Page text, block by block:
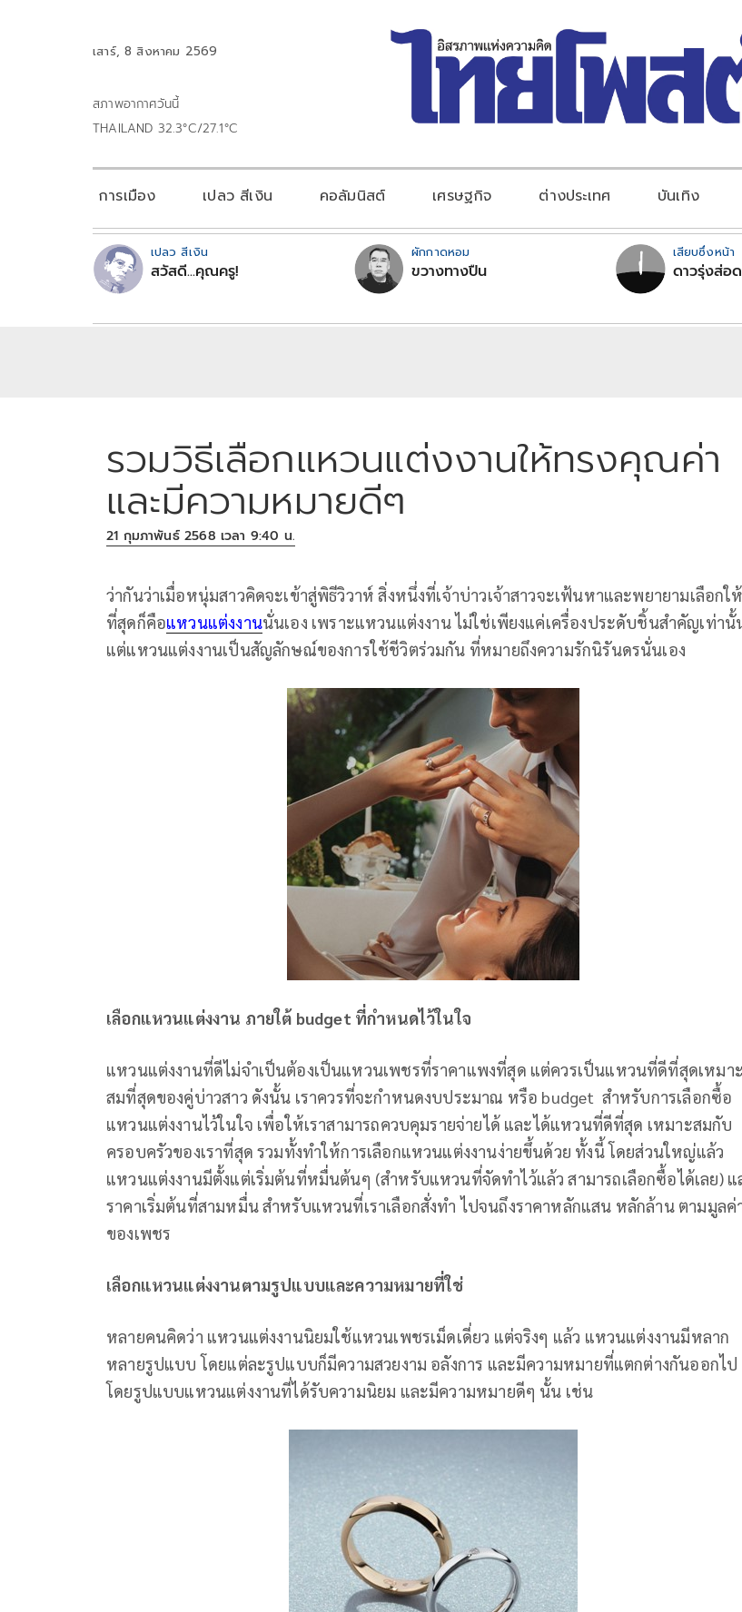
เสาร์, 8 สิงหาคม 2569
สภาพอากาศวันนี้
THAILAND 32.3°C/27.1°C
การเมือง เปลว สีเงิน คอลัมนิสต์ เศรษฐกิจ ต่างประเทศ บันเทิง
เปลว สีเงิน
สวัสดี...คุณครู!
ผักกาดหอม
ขวางทางปืน
เสียบซึ่งหน้า
ดาวรุ่งส่อ
รวมวิธีเลือกแหวนแต่งงานให้ทรงคุณค่า
และมีความหมายดีๆ
21 กุมภาพันธ์ 2568 เวลา 9:40 น.
ว่ากันว่าเมื่อหนุ่มสาวคิดจะเข้าสู่พิธีวิวาห์ สิ่งหนึ่งที่เจ้าบ่าวเจ้าสาวจะเฟ้นหาและพยายามเลือกใ
ที่สุดก็คือแหวนแต่งงานนั่นเอง เพราะแหวนแต่งงาน ไม่ใช่เพียงแค่เครื่องประดับชิ้นสำคัญเท่านั้
แต่แหวนแต่งงานเป็นสัญลักษณ์ของการใช้ชีวิตร่วมกัน ที่หมายถึงความรักนิรันดรนั่นเอง
เลือกแหวนแต่งงาน ภายใต้ budget ที่กำหนดไว้ในใจ
แหวนแต่งงานที่ดีไม่จำเป็นต้องเป็นแหวนเพชรที่ราคาแพงที่สุด แต่ควรเป็นแหวนที่ดีที่สุดเหมาะ
สมที่สุดของคู่บ่าวสาว ดังนั้น เราควรที่จะกำหนดงบประมาณ หรือ budget สำหรับการเลือกซื้อ
แหวนแต่งงานไว้ในใจ เพื่อให้เราสามารถควบคุมรายจ่ายได้ และได้แหวนที่ดีที่สุด เหมาะสมกับ
ครอบครัวของเราที่สุด รวมทั้งทำให้การเลือกแหวนแต่งงานง่ายขึ้นด้วย ทั้งนี้ โดยส่วนใหญ่แล้ว
แหวนแต่งงานมีตั้งแต่เริ่มต้นที่หมื่นต้นๆ (สำหรับแหวนที่จัดทำไว้แล้ว สามารถเลือกซื้อได้เลย) แ
ราคาเริ่มต้นที่สามหมื่น สำหรับแหวนที่เราเลือกสั่งทำ ไปจนถึงราคาหลักแสน หลักล้าน ตามมูลค่
ของเพชร
เลือกแหวนแต่งงานตามรูปแบบและความหมายที่ใช่
หลายคนคิดว่า แหวนแต่งงานนิยมใช้แหวนเพชรเม็ดเดี่ยว แต่จริงๆ แล้ว แหวนแต่งงานมีหลาก
หลายรูปแบบ โดยแต่ละรูปแบบก็มีความสวยงาม อลังการ และมีความหมายที่แตกต่างกันออกไป
โดยรูปแบบแหวนแต่งงานที่ได้รับความนิยม และมีความหมายดีๆ นั้น เช่น